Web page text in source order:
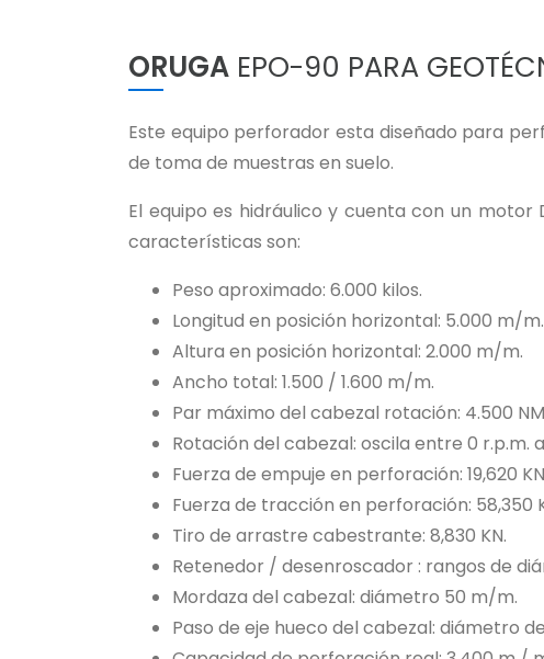
ORUGA EPO-90 PARA
Este equipo perforador esta diseñado para
de toma de muestras en suelo.
El equipo es hidráulico y cuenta con un motor
características son:
Peso aproximado: 6.000 kilos.
Longitud en posición horizontal: 5.000 m/m.
Altura en posición horizontal: 2.000 m/m.
Ancho total: 1.500 / 1.600 m/m.
Par máximo del cabezal rotación: 4.500
Rotación del cabezal: oscila entre 0 r.p.m.
Fuerza de empuje en perforación: 19,620
Fuerza de tracción en perforación: 58,350
Tiro de arrastre cabestrante: 8,830 KN.
Retenedor / desenroscador : rangos de
Mordaza del cabezal: diámetro 50 m/m.
Paso de eje hueco del cabezal: diámetro